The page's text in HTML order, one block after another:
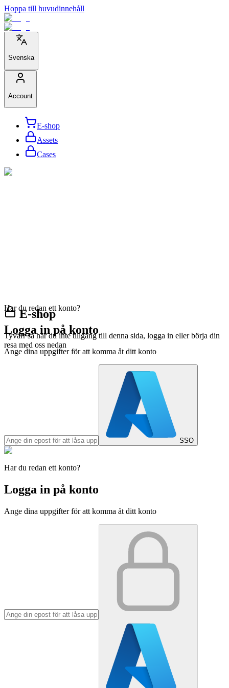
Hoppa till huvudinnehåll
Svenska
Account
E-shop
Assets
Cases
E-shop
Tyvärr så har du inte tillgång till denna sida, logga in eller börja din
resa med oss nedan
Har du redan ett konto?
Logga in på konto
Ange dina uppgifter för att komma åt ditt konto
SSO
Har du redan ett konto?
Logga in på konto
Ange dina uppgifter för att komma åt ditt konto